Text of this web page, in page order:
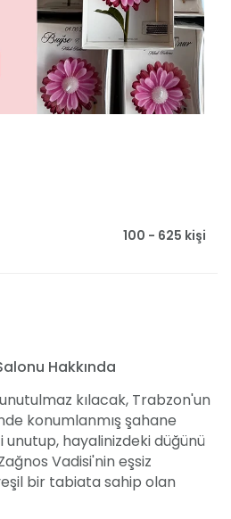
100 - 625 kişi
Hakkında
kılacak, Trabzon'un
konumlanmış şahane
unutup, hayalinizdeki düğünü
Vadisi'nin eşsiz
bir tabiata sahip olan